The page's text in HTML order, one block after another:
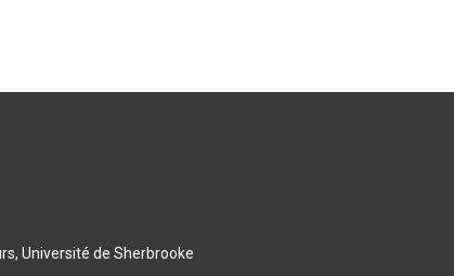
Université de Sherbrooke